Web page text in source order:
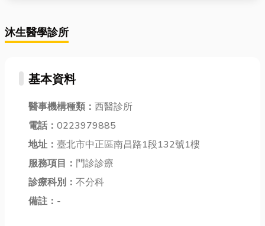
沐生醫學診所
基本資料
醫事機構種類： 西醫診所
電話： 0223979885
地址： 臺北市中正區南昌路1段132號1樓
服務項目： 門診診療
診療科別： 不分科
備註： -